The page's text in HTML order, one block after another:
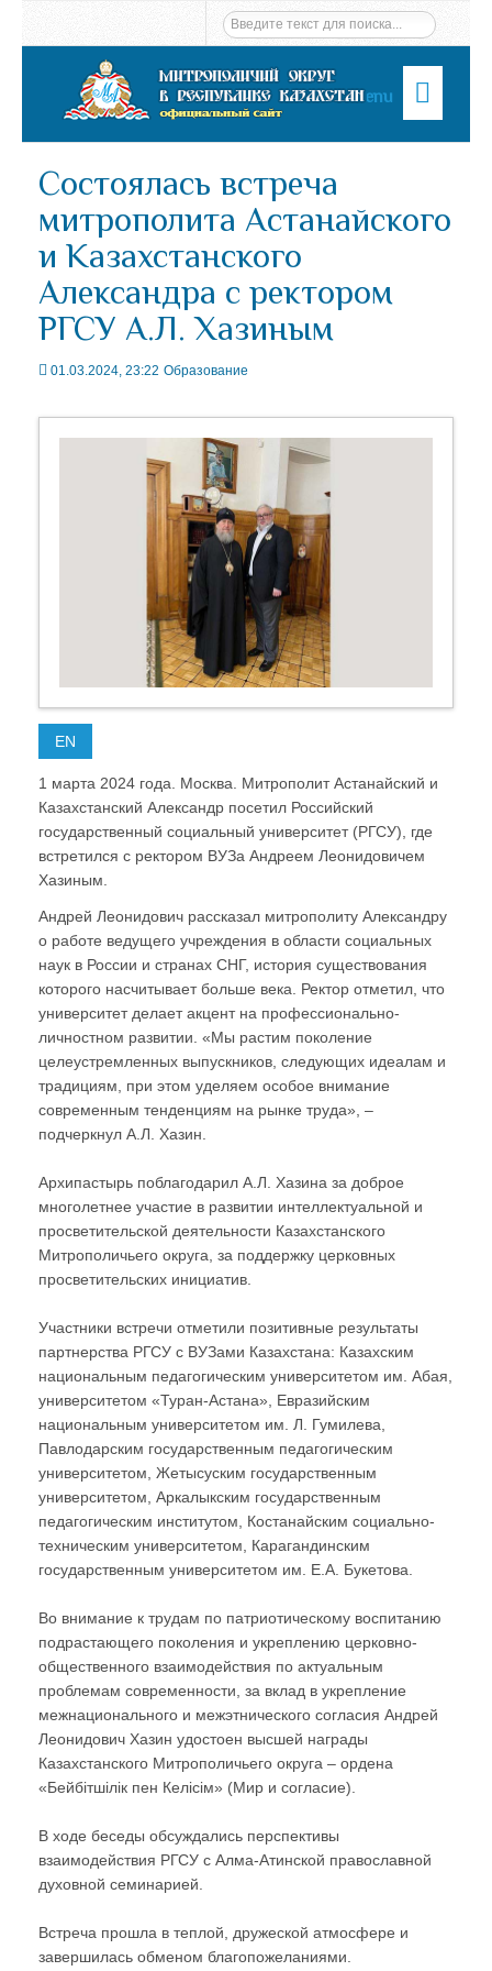
Menu
Состоялась встреча
митрополита Астанайского
и Казахстанского
Александра с ректором
РГСУ А.Л. Хазиным
01.03.2024, 23:22 Образование
EN
1 марта 2024 года. Москва. Митрополит Астанайский и
Казахстанский Александр посетил Российский
государственный социальный университет (РГСУ), где
встретился с ректором ВУЗа Андреем Леонидовичем
Хазиным.
Андрей Леонидович рассказал митрополиту Александру
о работе ведущего учреждения в области социальных
наук в России и странах СНГ, история существования
которого насчитывает больше века. Ректор отметил, что
университет делает акцент на профессионально-
личностном развитии. «Мы растим поколение
целеустремленных выпускников, следующих идеалам и
традициям, при этом уделяем особое внимание
современным тенденциям на рынке труда», –
подчеркнул А.Л. Хазин.
Архипастырь поблагодарил А.Л. Хазина за доброе
многолетнее участие в развитии интеллектуальной и
просветительской деятельности Казахстанского
Митрополичьего округа, за поддержку церковных
просветительских инициатив.
Участники встречи отметили позитивные результаты
партнерства РГСУ с ВУЗами Казахстана: Казахским
национальным педагогическим университетом им. Абая,
университетом «Туран-Астана», Евразийским
национальным университетом им. Л. Гумилева,
Павлодарским государственным педагогическим
университетом, Жетысуским государственным
университетом, Аркалыкским государственным
педагогическим институтом, Костанайским социально-
техническим университетом, Карагандинским
государственным университетом им. Е.А. Букетова.
Во внимание к трудам по патриотическому воспитанию
подрастающего поколения и укреплению церковно-
общественного взаимодействия по актуальным
проблемам современности, за вклад в укрепление
межнационального и межэтнического согласия Андрей
Леонидович Хазин удостоен высшей награды
Казахстанского Митрополичьего округа – ордена
«Бейбітшілік пен Келісім» (Мир и согласие).
В ходе беседы обсуждались перспективы
взаимодействия РГСУ с Алма-Атинской православной
духовной семинарией.
Встреча прошла в теплой, дружеской атмосфере и
завершилась обменом благопожеланиями.